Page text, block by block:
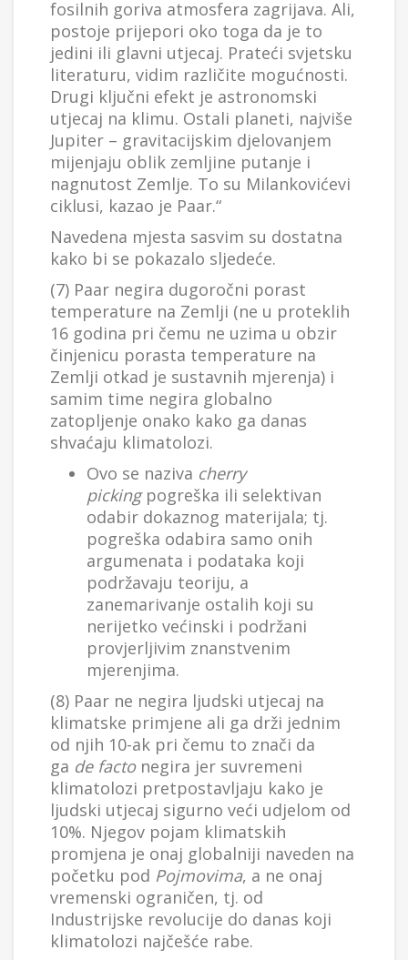
fosilnih goriva atmosfera zagrijava. Ali,
postoje prijepori oko toga da je to
jedini ili glavni utjecaj. Prateći svjetsku
literaturu, vidim različite mogućnosti.
Drugi ključni efekt je astronomski
utjecaj na klimu. Ostali planeti, najviše
Jupiter – gravitacijskim djelovanjem
mijenjaju oblik zemljine putanje i
nagnutost Zemlje. To su Milankovićevi
ciklusi, kazao je Paar.“
Navedena mjesta sasvim su dostatna
kako bi se pokazalo sljedeće.
(7) Paar negira dugoročni porast
temperature na Zemlji (ne u proteklih
16 godina pri čemu ne uzima u obzir
činjenicu porasta temperature na
Zemlji otkad je sustavnih mjerenja) i
samim time negira globalno
zatopljenje onako kako ga danas
shvaćaju klimatolozi.
Ovo se naziva cherry
pickingpogreška ili selektivan
odabir dokaznog materijala; tj.
pogreška odabira samo onih
argumenata i podataka koji
podržavaju teoriju, a
zanemarivanje ostalih koji su
nerijetko većinski i podržani
provjerljivim znanstvenim
mjerenjima.
(8) Paar ne negira ljudski utjecaj na
klimatske primjene ali ga drži jednim
od njih 10-ak pri čemu to znači da
ga de factonegira jer suvremeni
klimatolozi pretpostavljaju kako je
ljudski utjecaj sigurno veći udjelom od
10%. Njegov pojam klimatskih
promjena je onaj globalniji naveden na
početku pod Pojmovima, a ne onaj
vremenski ograničen, tj. od
Industrijske revolucije do danas koji
klimatolozi najčešće rabe.